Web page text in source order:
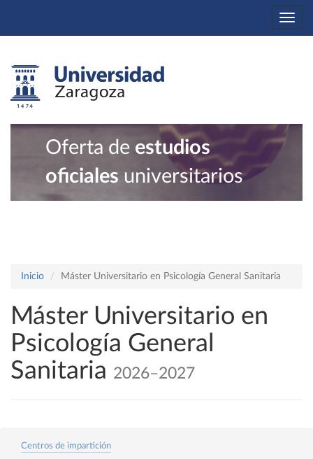
Oferta de estudios
oficiales universitarios
Inicio Máster Universitario en Psicología General Sanitaria
Máster Universitario en
Psicología General
Sanitaria 2026–2027
Centros de impartición